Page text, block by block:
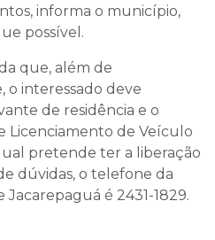
informa o município,
possível.
que, além de
interessado deve
de residência e o
Licenciamento de Veículo
pretende ter a liberação
dúvidas, o telefone da
é 2431-1829.